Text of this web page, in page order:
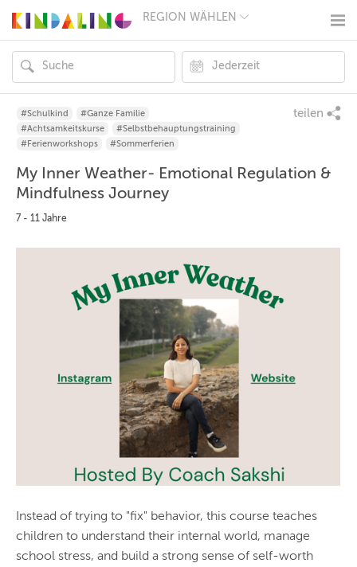
REGION WÄHLEN
MÜNCHEN
HAMBURG
FRANKFURT
KÖLN
STUTTGART
ESSEN
LEIPZIG
DRESDEN
NÜRNBERG
ANDERE
REGIONEN
#Schulkind
#Ganze Familie
#Achtsamkeitskurse
#Selbstbehauptungstraining
#Ferienworkshops
#Sommerferien
teilen
My Inner Weather- Emotional Regulation &
Mindfulness Journey
7 - 11 Jahre
Instead of trying to "fix" behavior, this course teaches
children to understand their internal world, manage
school stress, and build a strong sense of self-worth